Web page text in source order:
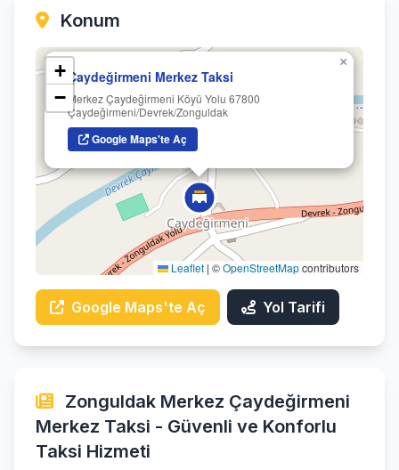
Konum
Çaydeğirmeni Merkez Taksi
Merkez Çaydeğirmeni Köyü Yolu 67800
Çaydeğirmeni/Devrek/Zonguldak
Google Maps'te Aç
×
+
−
Leaflet | ©OpenStreetMapcontributors
Google Maps'te Aç Yol Tarifi
Zonguldak Merkez Çaydeğirmeni
Merkez Taksi - Güvenli ve Konforlu
Taksi Hizmeti